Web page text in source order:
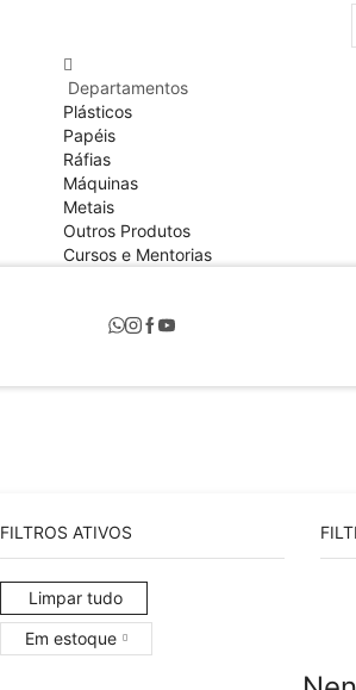
Departamentos
Plásticos
Papéis
Ráfias
Máquinas
Metais
Outros Produtos
Cursos e Mentorias
FILTROS ATIVOS
Limpar tudo
Em estoque